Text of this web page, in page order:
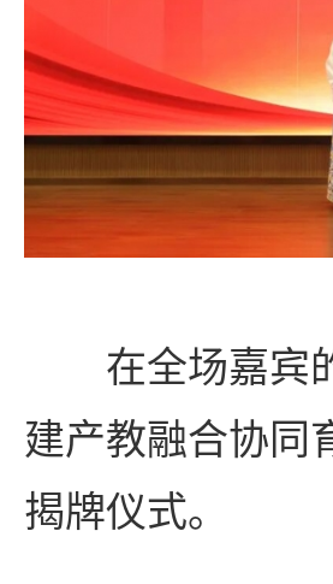
在全场嘉宾
建产教融合协同
揭牌仪式。